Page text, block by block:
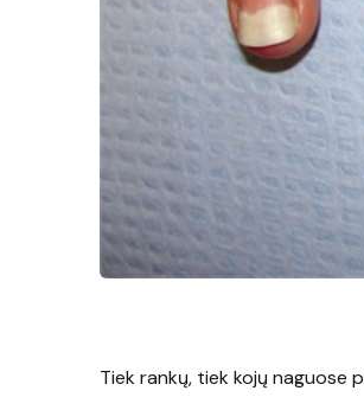
Tiek rankų, tiek kojų naguose